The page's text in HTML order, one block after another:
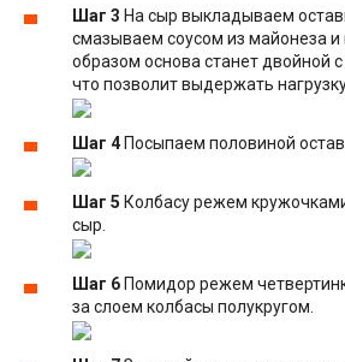
Шаг 3 На сыр выкладываем
смазываем соусом из майонеза и
образом основа станет двойной
что позволит выдержать
Шаг 4 Посыпаем половиной
Шаг 5 Колбасу режем
сыр.
Шаг 6 Помидор режем
за слоем колбасы полукругом.